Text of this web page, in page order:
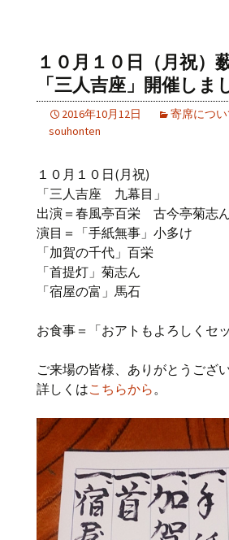
１０月１０日（月祝）
「三人吉座」開催しま
2016年10月12日 寄席につ
souhonten
１０月１０日(月祝)
「三人吉座 九幕目」
出演＝春風亭百栄 古今亭菊志
演目＝「手紙無事」小多け
「加賀の千代」百栄
「首提灯」菊志ん
「宿屋の富」馬石
お食事＝「おアトもよろしくセッ
ご来場の皆様、ありがとうござ
詳しくはこちらから。